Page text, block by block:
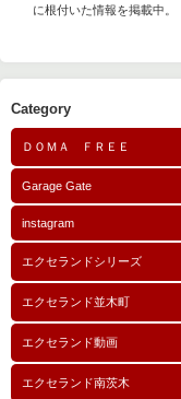
に根付いた情報を掲載中。
Category
ＤＯＭＡ ＦＲＥＥ
Garage Gate
instagram
エクセランドシリーズ
エクセランド並木町
エクセランド動画
エクセランド南茨木